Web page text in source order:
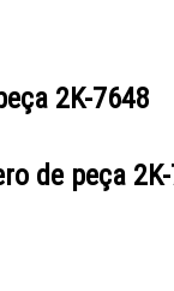
2K-7648
de peça